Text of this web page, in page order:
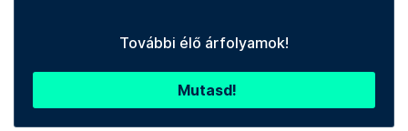
További élő árfolyamok!
Mutasd!